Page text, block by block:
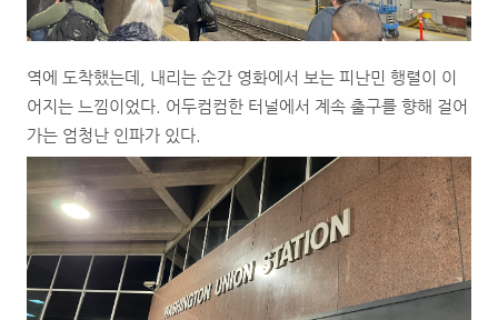
역에 도착했는데, 내리는 순간 영화에서 보는 피난민 행렬이 이
어지는 느낌이었다. 어두컴컴한 터널에서 계속 출구를 향해 걸어
가는 엄청난 인파가 있다.